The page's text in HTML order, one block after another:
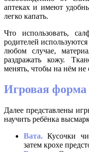
аптеках и имеют
легко капать.
Что использовать,
родителей
любом случае,
раздражать кожу.
менять, чтобы на нём не
Игровая форма
Далее представлены
научить ребёнка
Вата. Кусочки
затем крохе